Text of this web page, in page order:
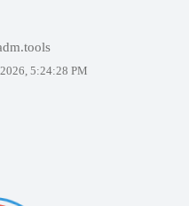
5:24:28 PM